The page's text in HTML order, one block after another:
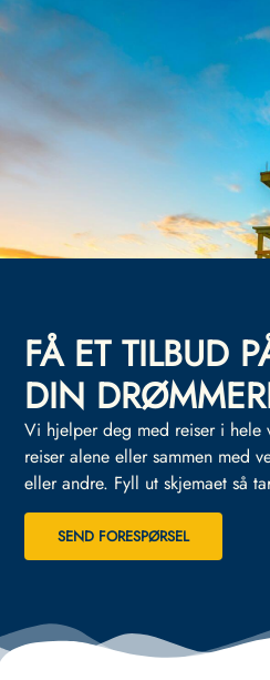
FÅ ET TILBUD
DIN
Vi hjelper deg med reiser i hele
reiser alene eller sammen med
eller andre. Fyll ut skjemaet så
SEND FORESPØRSEL